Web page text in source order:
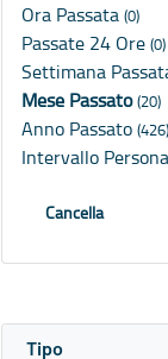
Ora Passata (0)
Passate 24 Ore (0)
Settimana
Mese Passato(20)
Anno Passato (426)
Intervallo
Cancella
Tipo